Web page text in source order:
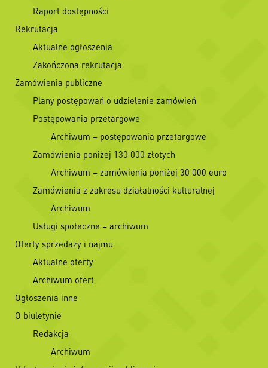
Raport dostępności
Rekrutacja
Aktualne ogłoszenia
Zakończona rekrutacja
Zamówienia publiczne
Plany postępowań o udzielenie zamówień
Postępowania przetargowe
Archiwum – postępowania przetargowe
Zamówienia poniżej 130 000 złotych
Archiwum – zamówienia poniżej 30 000 euro
Zamówienia z zakresu działalności kulturalnej
Archiwum
Usługi społeczne – archiwum
Oferty sprzedaży i najmu
Aktualne oferty
Archiwum ofert
Ogłoszenia inne
O biuletynie
Redakcja
Archiwum